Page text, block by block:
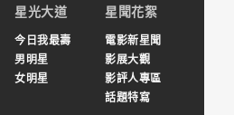
星光大道
今日我最壽
男明星
女明星
星聞花絮
電影新星聞
影展大觀
影評人專區
話題特寫